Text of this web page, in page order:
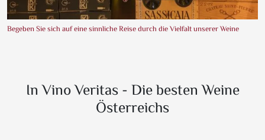
Begeben Sie sich auf eine sinnliche Reise durch die Vielfalt unserer Weine
In Vino Veritas - Die besten Weine
Österreichs